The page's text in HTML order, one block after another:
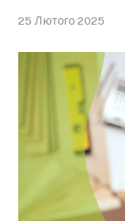
25 Лютого 2025